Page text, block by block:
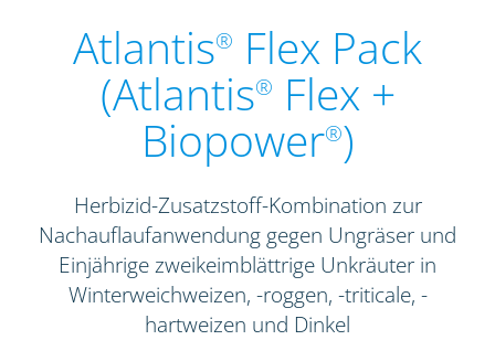
Atlantis® Flex Pack
(Atlantis® Flex +
Biopower®)
Herbizid-Zusatzstoff-Kombination zur
Nachauflaufanwendung gegen Ungräser und
Einjährige zweikeimblättrige Unkräuter in
Winterweichweizen, -roggen, -triticale, -
hartweizen und Dinkel